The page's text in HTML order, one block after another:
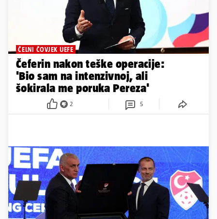
ČELNI ČOVJEK UEFE
Čeferin nakon teške operacije:
'Bio sam na intenzivnoj, ali
šokirala me poruka Pereza'
2 5